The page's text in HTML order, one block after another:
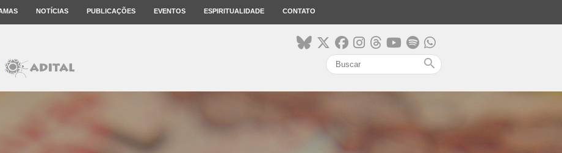
NOTÍCIAS PUBLICAÇÕES EVENTOS ESPIRITUALIDADE CONTATO
search